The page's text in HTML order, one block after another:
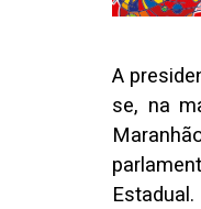
A
se, na
Estadual.